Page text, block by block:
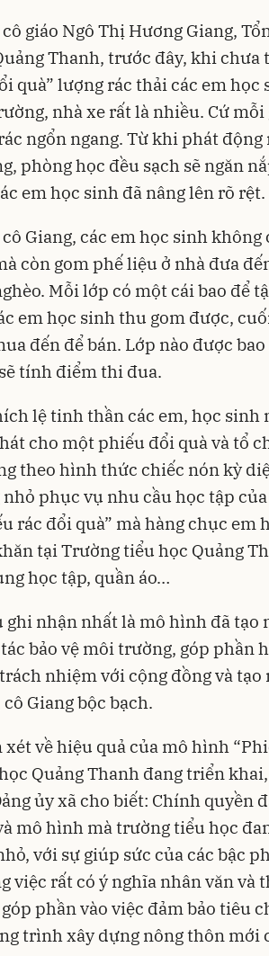
giáo Ngô Thị Hương Giang,
Thanh, trước đây, khi
quà” lượng rác thải các em
nhà xe rất là nhiều. Cứ
ngổn ngang. Từ khi phát
phòng học đều sạch sẽ ngăn
em học sinh đã nâng lên rõ rệt.
Giang, các em học sinh
còn gom phế liệu ở nhà đưa
Mỗi lớp có một cái bao để
em học sinh thu gom được,
đến để bán. Lớp nào được
tính điểm thi đua.
lệ tinh thần các em, học sinh
cho một phiếu đổi quà và tổ
theo hình thức chiếc nón kỳ
phục vụ nhu cầu học tập
rác đổi quà” mà hàng chục em
tại Trường tiểu học Quảng
học tập, quần áo…
ghi nhận nhất là mô hình đã tạo
bảo vệ môi trường, góp phần
nhiệm với cộng đồng và tạo
cô Giang bộc bạch.
xét về hiệu quả của mô hình
Quảng Thanh đang triển
ủy xã cho biết: Chính quyền
mô hình mà trường tiểu học
với sự giúp sức của các bậc
việc rất có ý nghĩa nhân văn và
phần vào việc đảm bảo tiêu
trình xây dựng nông thôn mới